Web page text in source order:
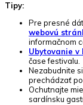
Tipy:
Pre presné
webovú
informačnom
Ubytovanie
čase festivalu.
Nezabudnite
prechádzať
Ochutnajte
sardínsku